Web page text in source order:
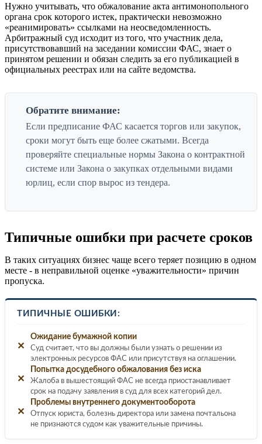
Нужно учитывать, что обжалование акта антимонопольного
органа срок которого истек, практически невозможно
«реанимировать» ссылками на неосведомленность.
Арбитражный суд исходит из того, что участник дела,
присутствовавший на заседании комиссии ФАС, знает о
принятом решении и обязан следить за его публикацией в
официальных реестрах или на сайте ведомства.
Обратите внимание:
Если предписание ФАС касается торгов или закупок,
сроки могут быть еще более сжатыми. Всегда
проверяйте специальные нормы Закона о контрактной
системе или Закона о закупках отдельными видами
юрлиц, если спор вырос из тендера.
Типичные ошибки при расчете сроков
В таких ситуациях бизнес чаще всего теряет позицию в одном
месте - в неправильной оценке «уважительности» причин
пропуска.
ТИПИЧНЫЕ ОШИБКИ:
✕
Ожидание бумажной копии
Суд считает, что вы должны были узнать о решении из
электронных ресурсов ФАС или присутствуя на оглашении.
✕
Попытка досудебного обжалования без иска
Жалоба в вышестоящий ФАС не всегда приостанавливает
срок на подачу заявления в суд для всех категорий дел.
✕
Проблемы внутреннего документооборота
Отпуск юриста, болезнь директора или замена почтальона
не признаются судом как уважительные причины.